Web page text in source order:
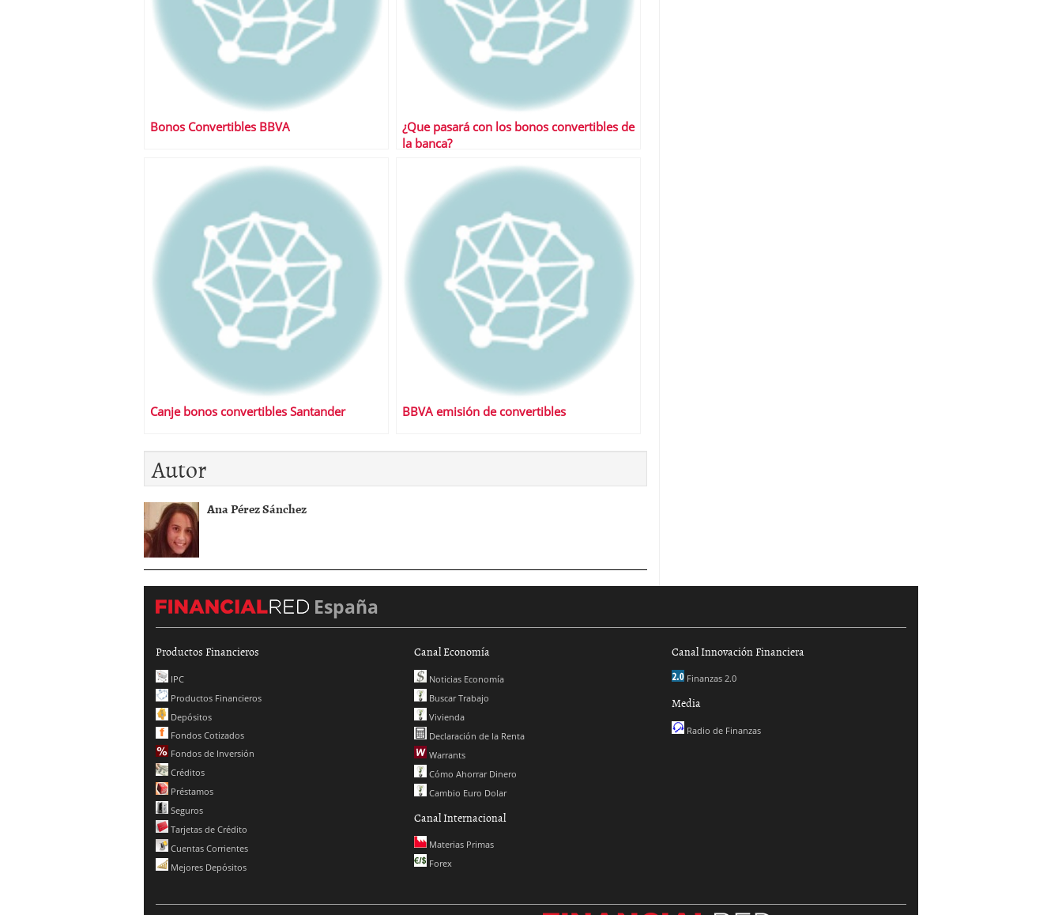
Bonos Convertibles BBVA
¿Que pasará con los bonos convertibles de
la banca?
Canje bonos convertibles Santander BBVA emisión de convertibles
Autor
Ana Pérez Sánchez
España
Productos Financieros
IPC
Productos Financieros
Depósitos
Fondos Cotizados
Fondos de Inversión
Créditos
Préstamos
Seguros
Tarjetas de Crédito
Cuentas Corrientes
Mejores Depósitos
Canal Economía
Noticias Economía
Buscar Trabajo
Vivienda
Declaración de la Renta
Warrants
Cómo Ahorrar Dinero
Cambio Euro Dolar
Canal Internacional
Materias Primas
Forex
Canal Innovación Financiera
Finanzas 2.0
Media
Radio de Finanzas